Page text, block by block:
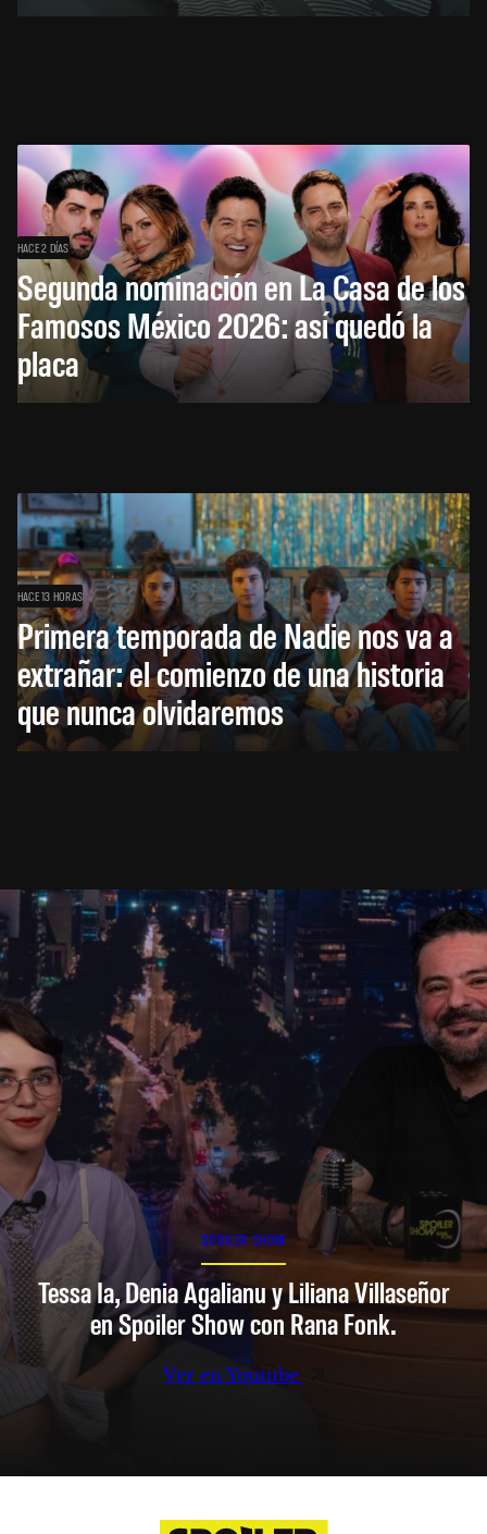
HACE 2 DÍAS
Segunda nominación en La Casa de los
Famosos México 2026: así quedó la
placa
HACE 13 HORAS
Primera temporada de Nadie nos va a
extrañar: el comienzo de una historia
que nunca olvidaremos
SPOILER SHOW
Tessa Ia, Denia Agalianu y Liliana Villaseñor
en Spoiler Show con Rana Fonk.
Ver en Youtube